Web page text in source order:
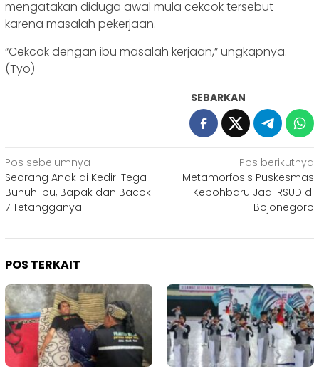
mengatakan diduga awal mula cekcok tersebut
karena masalah pekerjaan.
“Cekcok dengan ibu masalah kerjaan,” ungkapnya.
(Tyo)
SEBARKAN
Navigasi
pos
Pos sebelumnya
Seorang Anak di Kediri Tega
Bunuh Ibu, Bapak dan Bacok
7 Tetangganya
Pos berikutnya
Metamorfosis Puskesmas
Kepohbaru Jadi RSUD di
Bojonegoro
POS TERKAIT